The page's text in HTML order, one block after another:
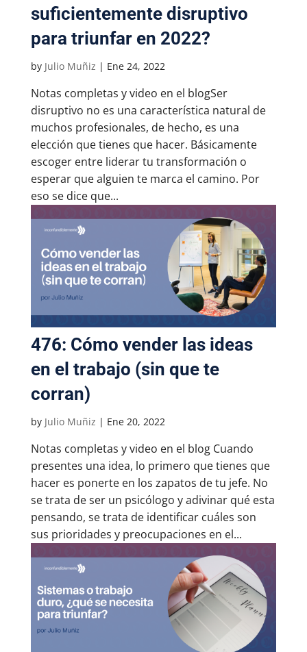
suficientemente disruptivo
para triunfar en 2022?
by Julio Muñiz | Ene 24, 2022
Notas completas y video en el blogSer
disruptivo no es una característica natural de
muchos profesionales, de hecho, es una
elección que tienes que hacer. Básicamente
escoger entre liderar tu transformación o
esperar que alguien te marca el camino. Por
eso se dice que...
476: Cómo vender las ideas
en el trabajo (sin que te
corran)
by Julio Muñiz | Ene 20, 2022
Notas completas y video en el blog Cuando
presentes una idea, lo primero que tienes que
hacer es ponerte en los zapatos de tu jefe. No
se trata de ser un psicólogo y adivinar qué esta
pensando, se trata de identificar cuáles son
sus prioridades y preocupaciones en el...